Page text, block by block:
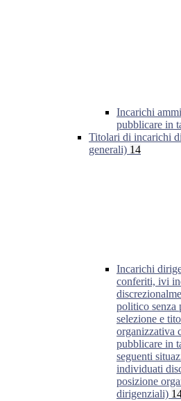
Incarichi
pubblicare in
Titolari di incarichi
generali) 14
Incarichi
conferiti, ivi
politico senza
selezione e
organizzativa
pubblicare in
seguenti
individuati
posizione
dirigenziali)